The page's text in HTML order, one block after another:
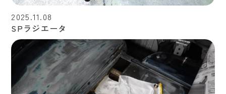
2025.11.08
SPラジエータ